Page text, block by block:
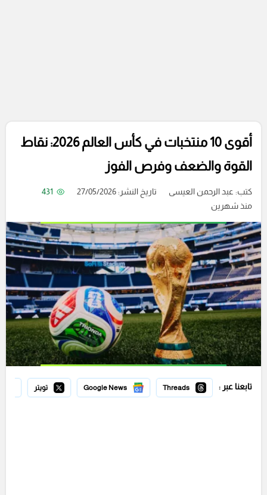
أقوى 10 منتخبات في كأس العالم 2026: نقاط
القوة والضعف وفرص الفوز
كتب: عبد الرحمن العيسى تاريخ النشر: 27/05/2026
431
منذ شهرين
تابعنا عبر : Threads
Google News تويتر